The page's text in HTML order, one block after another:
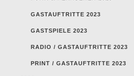
GASTAUFTRITTE 2023
GASTSPIELE 2023
RADIO / GASTAUFTRITTE 2023
PRINT / GASTAUFTRITTE 2023